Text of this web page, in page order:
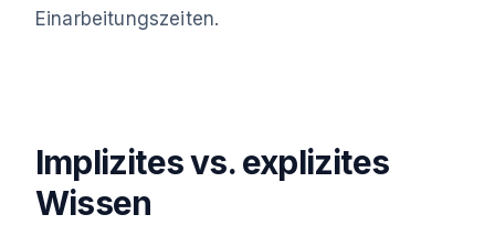
Einarbeitungszeiten.
Implizites vs. explizites
Wissen